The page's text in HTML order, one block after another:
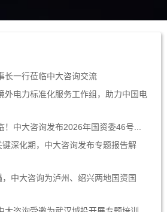
长一行莅临中大咨询交流
外电力标准化服务工作组，助力中国电
！中大咨询发布2026年国资委46号...
键深化期，中大咨询发布专题报告解
，中大咨询为泸州、绍兴两地国资国